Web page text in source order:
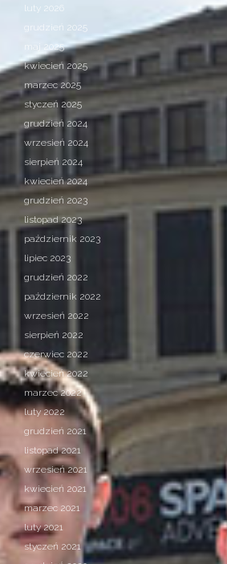
luty 2026
grudzień 2025
maj 2025
kwiecień 2025
marzec 2025
styczeń 2025
grudzień 2024
wrzesień 2024
sierpień 2024
kwiecień 2024
grudzień 2023
listopad 2023
październik 2023
lipiec 2023
grudzień 2022
październik 2022
wrzesień 2022
sierpień 2022
czerwiec 2022
kwiecień 2022
marzec 2022
luty 2022
grudzień 2021
listopad 2021
wrzesień 2021
kwiecień 2021
marzec 2021
luty 2021
styczeń 2021